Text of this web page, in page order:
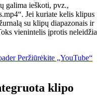
galima ieškoti, pvz.,
Jei kuriate kelis klipus
su klipų diapazonais ir
vienintelis įprotis neleidžia
Peržiūrėkite „YouTube“
klipo